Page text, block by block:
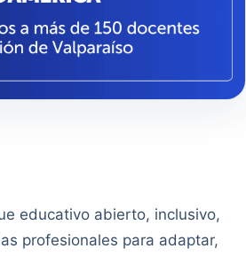
educativo abierto, inclusivo,
profesionales para adaptar,